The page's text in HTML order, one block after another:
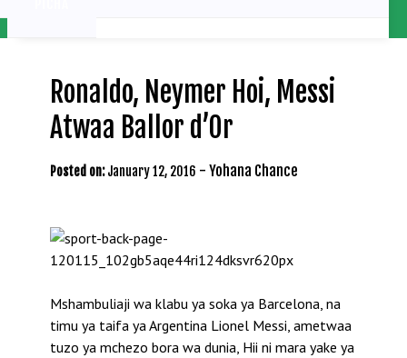
Ronaldo, Neymer Hoi, Messi
Atwaa Ballor d’Or
Posted on: January 12, 2016 - Yohana Chance
Mshambuliaji wa klabu ya soka ya Barcelona, na
timu ya taifa ya Argentina Lionel Messi, ametwaa
tuzo ya mchezo bora wa dunia, Hii ni mara yake ya